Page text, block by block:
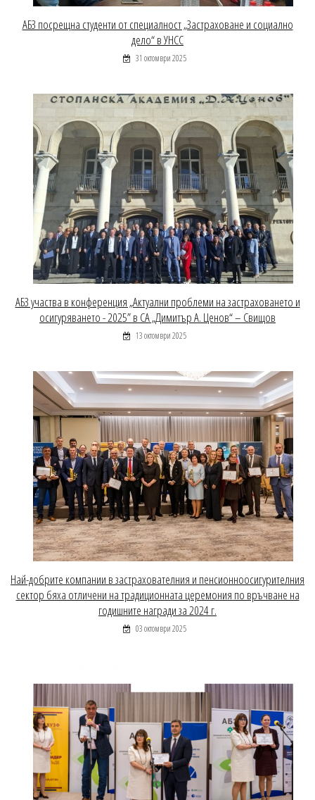
АБЗ посрещна студенти от специалност „Застраховане и социално
дело“ в УНСС
31 октомври 2025
АБЗ участва в конференция „Актуални проблеми на застраховането и
осигуряването - 2025” в СА „Димитър А. Ценов“ – Свищов
13 октомври 2025
Най-добрите компании в застрахователния и пенсионноосигурителния
сектор бяха отличени на традиционната церемония по връчване на
годишните награди за 2024 г.
03 октомври 2025